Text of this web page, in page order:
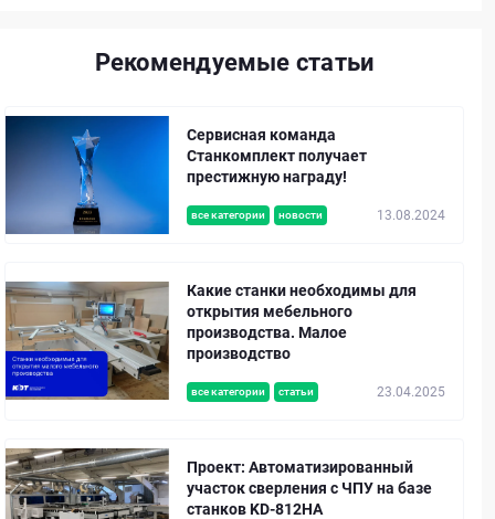
Рекомендуемые статьи
все категории новости 13.08.2024
Сервисная команда
Станкомплект получает
престижную награду!
все категории статьи 23.04.2025
Какие станки необходимы для
открытия мебельного
производства. Малое
производство
Проект: Автоматизированный
участок сверления с ЧПУ на базе
станков KD-812HA